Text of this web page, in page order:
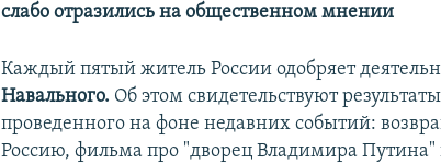
слабо отразились на общественном мнении
Каждый пятый житель России одобряет
Навального. Об этом свидетельствуют
проведенного на фоне недавних событий:
Россию, фильма про "дворец Владимира